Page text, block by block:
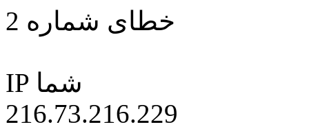
خطای شماره 2
IP شما
216.73.216.229